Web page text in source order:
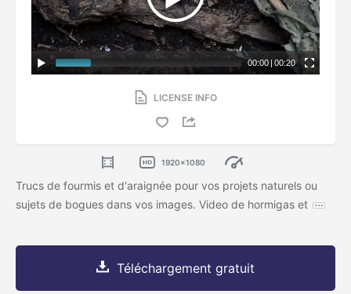
00:00 | 00:20
LICENSE INFO
1920x1080
Trucs de fourmis et d'araignée pour vos projets naturels ou
sujets de bogues dans vos images. Video de hormigas et
Téléchargement gratuit